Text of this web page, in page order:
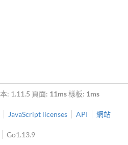
: 1.11.5 頁面: 11ms樣板: 1ms
JavaScript licenses API 網站
Go1.13.9